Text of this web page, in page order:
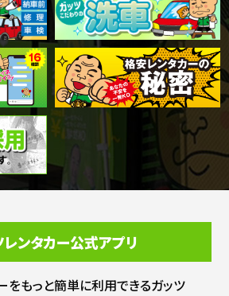
レンタカー公式アプリ
をもっと簡単に利用できるガッツ